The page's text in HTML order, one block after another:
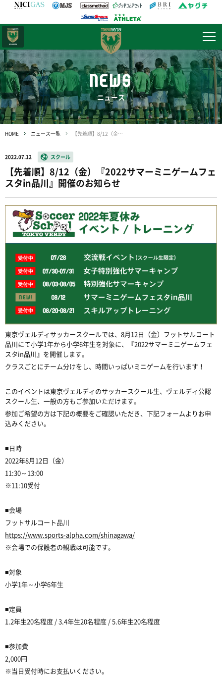
NEWS
ニュース
HOME ニュース一覧 【先着順】8/12（金）『2022サマーミニゲームフェスタin品川』開催のお知らせ
2022.07.12 スクール
【先着順】8/12（金）『2022サマーミニゲームフェ
スタin品川』開催のお知らせ
東京ヴェルディサッカースクールでは、8月12日（金）フットサルコート
品川にて小学1年から小学6年生を対象に、『2022サマーミニゲームフェ
スタin品川』を開催します。
クラスごとにチーム分けをし、時間いっぱいミニゲームを行います！
このイベントは東京ヴェルディのサッカースクール生、ヴェルディ公認
スクール生、一般の方もご参加いただけます。
参加ご希望の方は下記の概要をご確認いただき、下記フォームよりお申
込みください。
■日時
2022年8月12日（金）
11:30～13:00
※11:10受付
■会場
フットサルコート品川
https://www.sports-alpha.com/shinagawa/
※会場での保護者の観戦は可能です。
■対象
小学1年～小学6年生
■定員
1.2年生20名程度 / 3.4年生20名程度 / 5.6年生20名程度
■参加費
2,000円
※当日受付時にお支払いください。